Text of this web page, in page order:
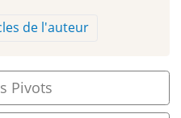
de l'auteur
Pivots